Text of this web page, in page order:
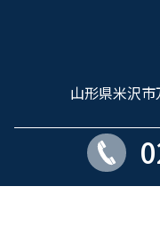
山形県米沢